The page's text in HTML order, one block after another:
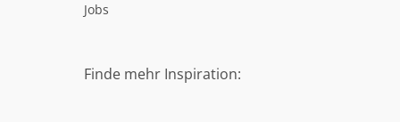
Jobs
Finde mehr Inspiration: